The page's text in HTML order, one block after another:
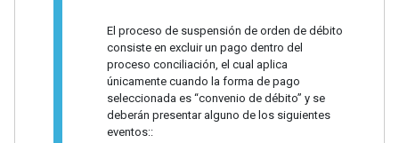
El proceso de suspensión de orden de débito
consiste en excluir un pago dentro del
proceso conciliación, el cual aplica
únicamente cuando la forma de pago
seleccionada es “convenio de débito” y se
deberán presentar alguno de los siguientes
eventos::